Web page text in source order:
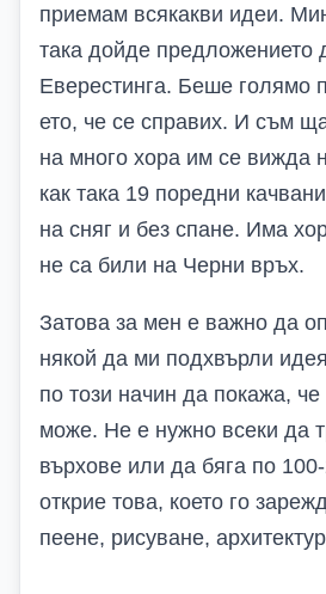
приемам всякакви идеи.
така дойде предложението
Еверестинга. Беше голямо
ето, че се справих. И съм
на много хора им се вижда
как така 19 поредни
на сняг и без спане. Има
не са били на Черни връх.
Затова за мен е важно да
някой да ми подхвърли
по този начин да покажа, че
може. Не е нужно всеки да
върхове или да бяга по
открие това, което го
пеене, рисуване,